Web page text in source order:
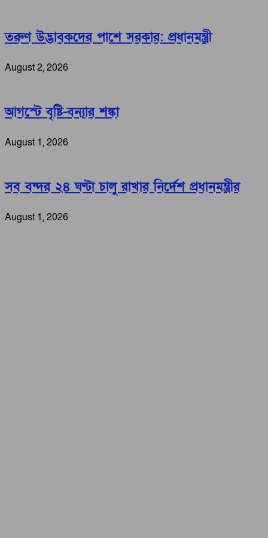
তরুণ উদ্ভাবকদের পাশে সরকার: প্রধানমন্ত্রী
August 2, 2026
আগস্টে বৃষ্টি-বন্যার শঙ্কা
August 1, 2026
সব বন্দর ২৪ ঘণ্টা চালু রাখার নির্দেশ প্রধানমন্ত্রীর
August 1, 2026